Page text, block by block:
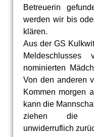
Betreuerin
werden wir bis
klären.
Aus der GS
nominierten
Von den anderen
Kommen morgen
kann die
ziehen die
unwiderruflich